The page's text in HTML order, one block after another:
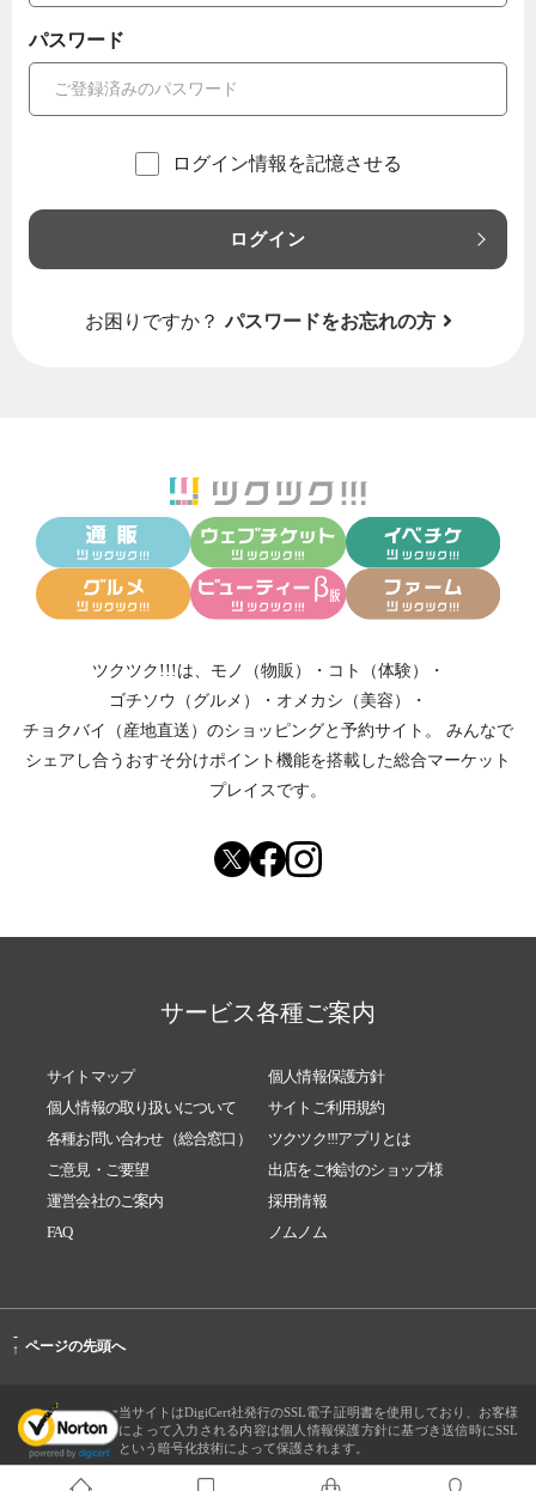
パスワード
ログイン情報を記憶させる
ログイン
お困りですか？ パスワードをお忘れの方
ツクツク!!!は、 モノ（物販） ・ コト（体験）
・
ゴチソウ（グルメ）
・ オメカシ（美容）
・
チョクバイ（産地直送） のショッピングと予約サイト。
みんなで
シェアし合う おすそ分けポイント機能を搭載した総合マーケット
プレイスです。
サービス各種ご案内
サイトマップ
個人情報保護方針
個人情報の取り扱いについて
サイトご利用規約
各種お問い合わせ（総合窓口）
ツクツク!!!アプリとは
ご意見・ご要望
出店をご検討のショップ様
運営会社のご案内
採用情報
FAQ
ノムノム
-
↑ ページの先頭へ
当サイトはDigiCert社発行のSSL電子証明書を使用しており、お客様
によって入力される内容は個人情報保護方針に基づき送信時にSSL
という暗号化技術によって保護されます。